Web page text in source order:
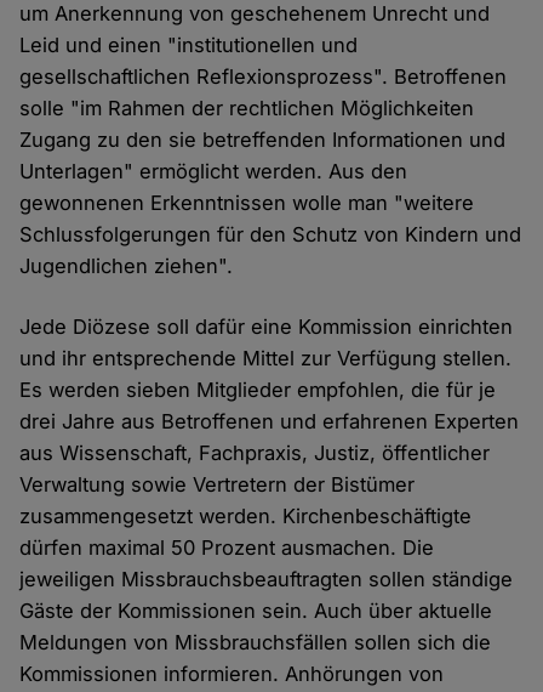
um Anerkennung von geschehenem Unrecht und
Leid und einen "institutionellen und
gesellschaftlichen Reflexionsprozess". Betroffenen
solle "im Rahmen der rechtlichen Möglichkeiten
Zugang zu den sie betreffenden Informationen und
Unterlagen" ermöglicht werden. Aus den
gewonnenen Erkenntnissen wolle man "weitere
Schlussfolgerungen für den Schutz von Kindern und
Jugendlichen ziehen".
Jede Diözese soll dafür eine Kommission einrichten
und ihr entsprechende Mittel zur Verfügung stellen.
Es werden sieben Mitglieder empfohlen, die für je
drei Jahre aus Betroffenen und erfahrenen Experten
aus Wissenschaft, Fachpraxis, Justiz, öffentlicher
Verwaltung sowie Vertretern der Bistümer
zusammengesetzt werden. Kirchenbeschäftigte
dürfen maximal 50 Prozent ausmachen. Die
jeweiligen Missbrauchsbeauftragten sollen ständige
Gäste der Kommissionen sein. Auch über aktuelle
Meldungen von Missbrauchsfällen sollen sich die
Kommissionen informieren. Anhörungen von